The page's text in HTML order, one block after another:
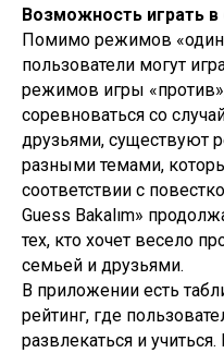
Возможность играть
Помимо режимов
пользователи могут
режимов игры
соревноваться со
друзьями, существуют
разными темами,
соответствии с
Guess Bakalım»
тех, кто хочет весело
семьей и друзьями.
В приложении есть
рейтинг, где
развлекаться и